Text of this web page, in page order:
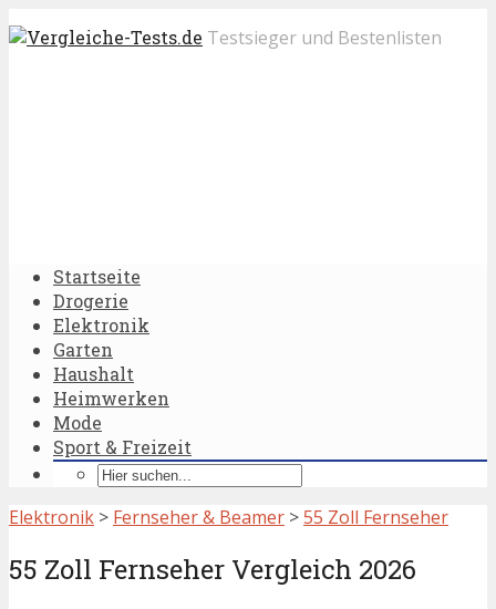
Testsieger und Bestenlisten
Startseite
Drogerie
Elektronik
Garten
Haushalt
Heimwerken
Mode
Sport & Freizeit
Elektronik > Fernseher & Beamer >55 Zoll Fernseher
55 Zoll Fernseher Vergleich 2026